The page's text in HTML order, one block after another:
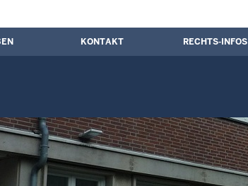
KONTAKT RECHTS-INFOS